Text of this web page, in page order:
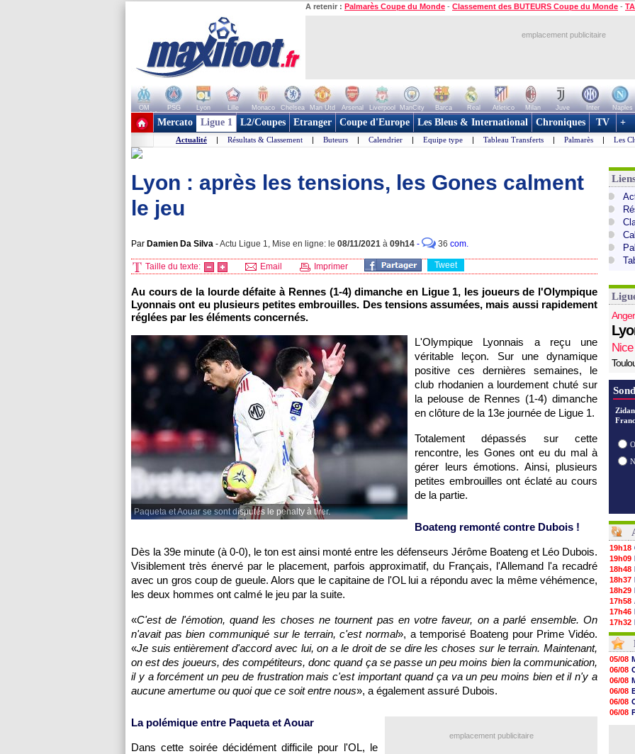
A retenir : Palmarès Coupe du Monde - Classement des BUTEURS Coupe du Monde -
emplacement publicitaire
OM PSG Lyon Lille Monaco Chelsea Man Utd Arsenal Liverpool ManCity Barca Real Atletico Milan Juve Inter Naples
+ de clubs
Mercato Ligue 1 L2/Coupes Etranger Coupe d'Europe Les Bleus & International Chroniques TV +
Actualité | Résultats & Classement | Buteurs | Calendrier | Equipe type | Tableau Transferts | Palmarès | Les
Lyon : après les tensions, les Gones calment
le jeu
Par Damien Da Silva -Actu Ligue 1, Mise en ligne: le 08/11/2021 à 09h14 - 36 com.
Taille du texte: Email Imprimer Tweet
Au cours de la lourde défaite à Rennes (1-4) dimanche en Ligue 1, les joueurs de l'Olympique
Lyonnais ont eu plusieurs petites embrouilles. Des tensions assumées, mais aussi rapidement
réglées par les éléments concernés.
Paqueta et Aouar se sont disputés le penalty à tirer.
L'Olympique Lyonnais a reçu une
véritable leçon. Sur une dynamique
positive ces dernières semaines, le
club rhodanien a lourdement chuté sur
la pelouse de Rennes (1-4) dimanche
en clôture de la 13e journée de Ligue 1.
Totalement dépassés sur cette
rencontre, les Gones ont eu du mal à
gérer leurs émotions. Ainsi, plusieurs
petites embrouilles ont éclaté au cours
de la partie.
Boateng remonté contre Dubois !
Dès la 39e minute (à 0-0), le ton est ainsi monté entre les défenseurs Jérôme Boateng et Léo Dubois.
Visiblement très énervé par le placement, parfois approximatif, du Français, l'Allemand l'a recadré
avec un gros coup de gueule. Alors que le capitaine de l'OL lui a répondu avec la même véhémence,
les deux hommes ont calmé le jeu par la suite.
«C'est de l'émotion, quand les choses ne tournent pas en votre faveur, on a parlé ensemble. On
n'avait pas bien communiqué sur le terrain, c'est normal», a temporisé Boateng pour Prime Vidéo.
«Je suis entièrement d'accord avec lui, on a le droit de se dire les choses sur le terrain. Maintenant,
on est des joueurs, des compétiteurs, donc quand ça se passe un peu moins bien la communication,
il y a forcément un peu de frustration mais c'est important quand ça va un peu moins bien et il n'y a
aucune amertume ou quoi que ce soit entre nous», a également assuré Dubois.
emplacement publicitaire
La polémique entre Paqueta et Aouar
Dans cette soirée décidément difficile pour l'OL, le
Nice
19h18
19h09
18h48
18h37
18h29
17h58
17h46
17h32
17h16
16h59
16h37
16h33
16h27
16h22
16h07
15h46
15h41
05/08
06/08
06/08
06/08
06/08
06/08